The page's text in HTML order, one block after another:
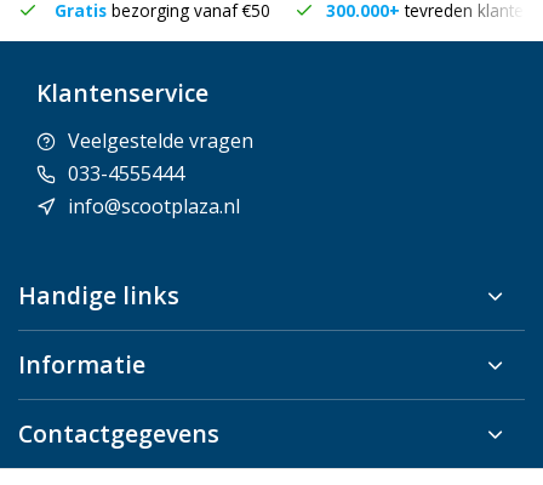
Gratis bezorging vanaf €50 300.000+tevreden klanten
Klantenservice
Veelgestelde vragen
033-4555444
info@scootplaza.nl
Handige links
Informatie
Contactgegevens